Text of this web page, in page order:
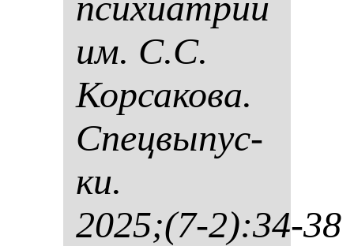
им. С.С.
Кор­са­ко­ва.
Спец­вы­пус­
ки.
2025;(7-2):34-38